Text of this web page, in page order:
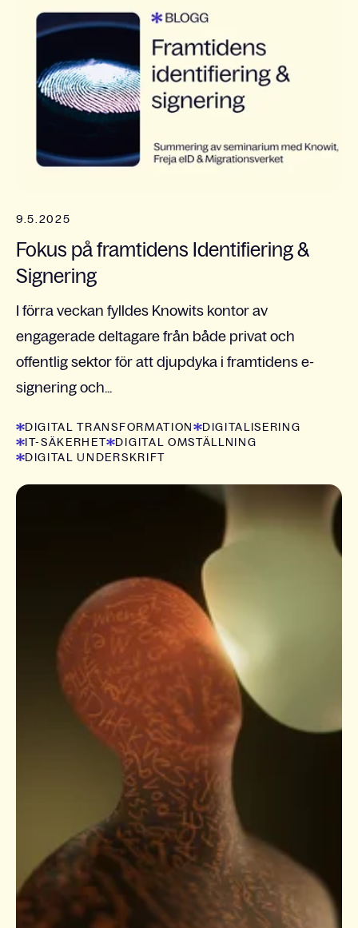
9.5.2025
Fokus på framtidens Identifiering &
Signering
I förra veckan fylldes Knowits kontor av
engagerade deltagare från både privat och
offentlig sektor för att djupdyka i framtidens e-
signering och...
DIGITAL TRANSFORMATION
DIGITALISERING
IT-SÄKERHET
DIGITAL OMSTÄLLNING
DIGITAL UNDERSKRIFT